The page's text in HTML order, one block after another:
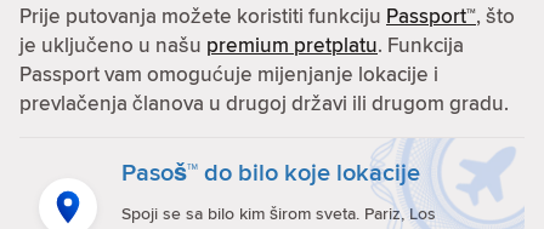
Prije putovanja možete koristiti funkciju Passport™, što
je uključeno u našu premium pretplatu. Funkcija
Passport vam omogućuje mijenjanje lokacije i
prevlačenja članova u drugoj državi ili drugom gradu.
Pasoš™ do bilo koje lokacije
Spoji se sa bilo kim širom sveta. Pariz, Los